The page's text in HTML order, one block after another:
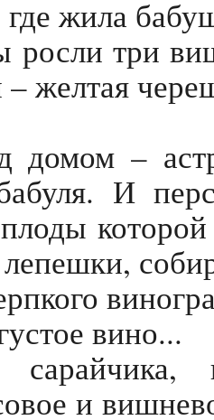
где жила
росли три
– желтая
домом –
И
вино...
и